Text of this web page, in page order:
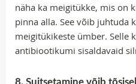
näha ka meigitükke, mis on
pinna alla. See võib juhtuda
meigitükikeste ümber. Selle
antibiootikumi sisaldavaid
8. Suitsetamine võib